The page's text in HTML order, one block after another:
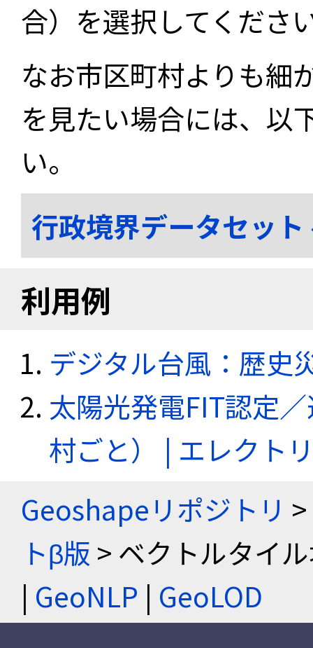
合）を選択してくださ
なお市区町村よりも細
を見たい場合には、以
い。
行政境界データセッ
利用例
デジタル台風：歴史
太陽光発電FIT認定
村ごと） | エレクト
Geoshapeリポジトリ >
トβ版 > ベクトルタイ
| GeoNLP | GeoLOD